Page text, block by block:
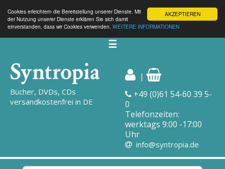
AKZEPTIEREN
Cookies erleichtern die Bereitstellung unserer Dienste. Mit
der Nutzung unserer Dienste erklären Sie sich damit
einverstanden, dass wir Cookies verwenden. WEITERE INFORMATIONEN
☰
Bücher, DVDs, CDs
versandkostenfrei in DE
|
+49 (0)61 54-60 39 5-
0
Telefonzeiten:
werktags 9:00 -17:00
Uhr
info@syntropia.de